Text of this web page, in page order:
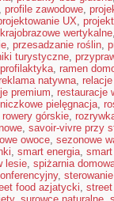
, profile zawodowe,
UX,
wertykalne
, przesadzanie roślin,
turystyczne,
, ramen
natywna,
premium, restauracje
pielęgnacja,
rowery górskie,
, savoir-vivre przy
owoce, sezonowe
, smart energia,
lesie, spiżarnia
,
food azjatycki, street